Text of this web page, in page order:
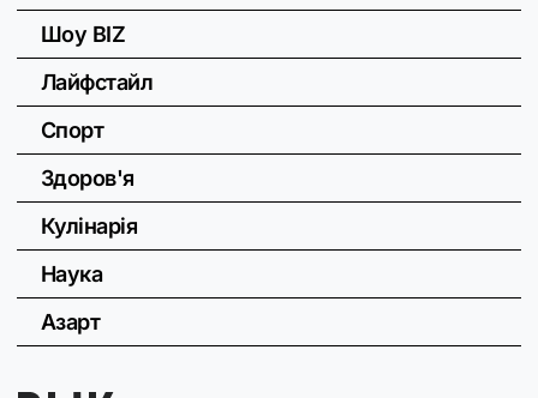
Шоу BIZ
Лайфстайл
Спорт
Здоров'я
Кулінарія
Наука
Азарт